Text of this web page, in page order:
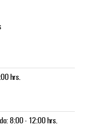
hrs.
8:00 - 12:00 hrs.